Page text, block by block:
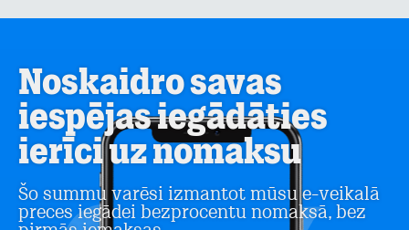
Noskaidro savas
iespējas iegādāties
ierīci uz nomaksu
Šo summu varēsi izmantot mūsu e-veikalā
preces iegādei bezprocentu nomaksā, bez